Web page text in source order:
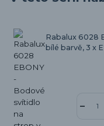
Rabalux 6028
bílé barvě, 3 x